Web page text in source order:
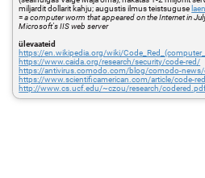
miljardit dollarit kahju; augustis ilmus teistsuguse
=a computer worm that appeared on the Internet in
Microsoft's IIS web server
ülevaateid
https://en.wikipedia.org/wiki/
https://www.caida.org/research/security/code-red/
https://antivirus.comodo.com/blog/comodo-
https://www.scientificamerican.com/article/code-
http://www.cs.ucf.edu/~czou/research/